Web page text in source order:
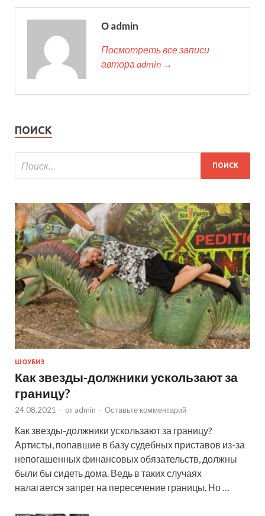
О admin
Посмотреть все записи
автора admin →
ПОИСК
ШОУБИЗ
Как звезды-должники ускользают за
границу?
24.08.2021 - от admin - Оставьте комментарий
Как звезды-должники ускользают за границу?
Артисты, попавшие в базу судебных приставов из-за
непогашенных финансовых обязательств, должны
были бы сидеть дома. Ведь в таких случаях
налагается запрет на пересечение границы. Но …